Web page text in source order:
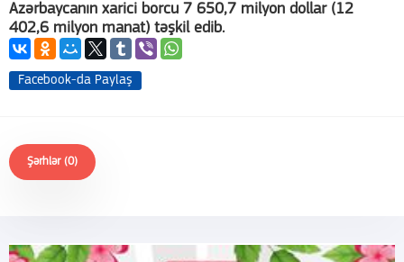
Azərbaycanın xarici borcu 7 650,7 milyon dollar (12
402,6 milyon manat) təşkil edib.
Facebook-da Paylaş
Şərhlər (0)